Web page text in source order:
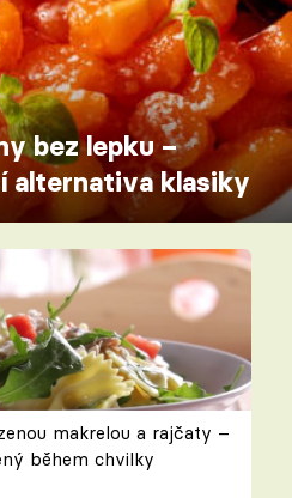
bez lepku –
alternativa klasiky
makrelou a rajčaty –
během chvilky